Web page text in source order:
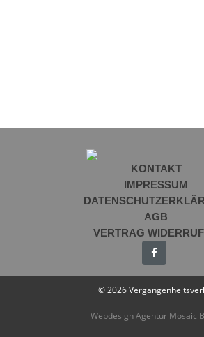
KONTAKT
IMPRESSUM
AGB
VERTRAG
© 2026
Webdesign Agentur Mosaic